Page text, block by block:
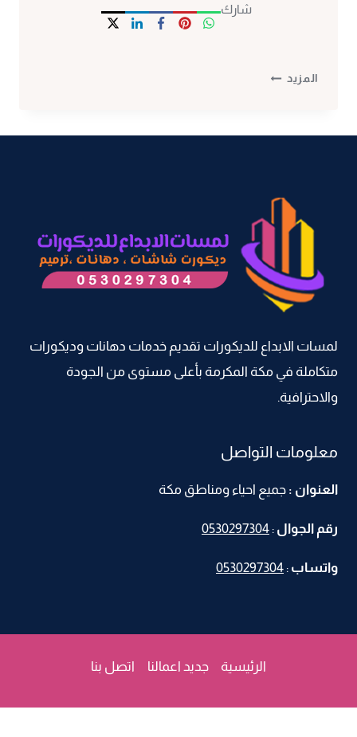
شارك
المزيد ديكورات
بمكة
–
الوان
بديل
مكة
–
الواح
مكه
لمسات الابداع للديكورات تقديم خدمات دهانات وديكورات
متكاملة في مكة المكرمة بأعلى مستوى من الجودة
والاحترافية.
معلومات التواصل
العنوان : جميع احياء ومناطق مكة
رقم الجوال :
0530297304
واتساب :
0530297304
الرئيسية جديد اعمالنا اتصل بنا